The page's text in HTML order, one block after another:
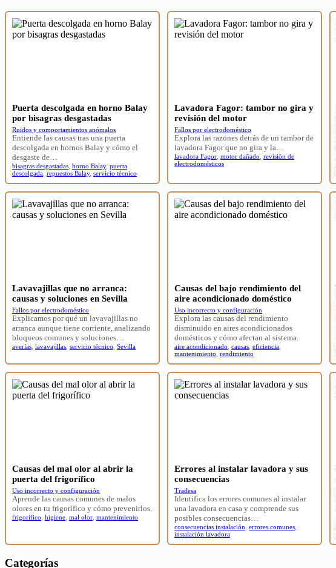
Puerta descolgada en horno Balay
por bisagras desgastadas
Ruidos y comportamientos anómalos
Entiende las causas tras una puerta
descolgada en hornos Balay y cómo el
desgaste de…
bisagras desgastadas horno Balay, puerta
descolgada repuestos Balay, servicio técnico
Lavadora Fagor: tambor no gira y
revisión del motor
Fallos por electrodoméstico
Explora las razones detrás de un tambor de
lavadora Fagor que no gira y la…
lavadora Fagor motor dañado revisión de
electrodomésticos
Lavavajillas que no arranca:
causas y soluciones en Sevilla
Fallos por electrodoméstico
Explicamos por qué un lavavajillas no
arranca aunque tiene corriente, analizando
bloqueos comunes y soluciones…
averías lavavajillas servicio técnico Sevilla
Causas del bajo rendimiento del
aire acondicionado doméstico
Uso incorrecto y configuración
Explora las causas del rendimiento
disminuido en aires acondicionados
domésticos y cómo afectan al sistema.
aire acondicionado causas eficiencia
mantenimiento rendimiento
Causas del mal olor al abrir la
puerta del frigorífico
Uso incorrecto y configuración
Aprende las causas comunes de malos
olores en tu frigorífico y cómo prevenirlos.
frigorífico higiene mal olor mantenimiento
Errores al instalar lavadora y sus
consecuencias
Tradesa
Identifica los errores comunes al instalar
una lavadora en casa y comprende sus
posibles consecuencias…
consecuencias instalación errores comunes
instalación lavadora
Categorías